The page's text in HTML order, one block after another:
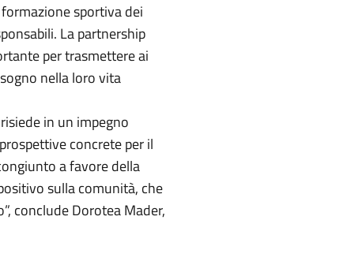
sportiva dei
La partnership
per trasmettere ai
nella loro vita
in un impegno
concrete per il
a favore della
sulla comunità, che
conclude Dorotea Mader,